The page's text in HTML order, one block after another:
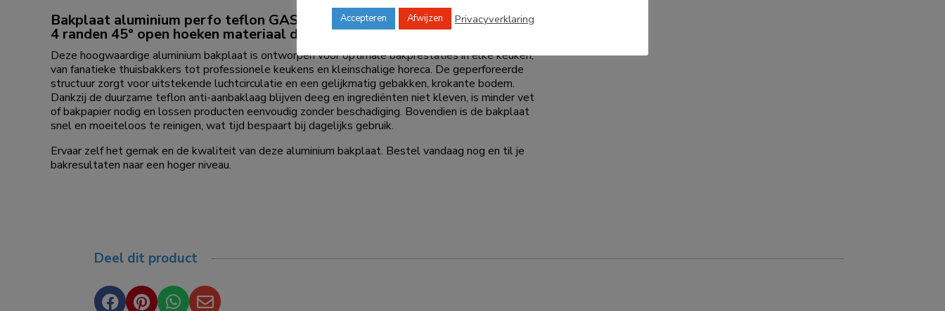
Bakplaat aluminium perfo teflon GASTRO 2/1 53×65 cm
4 randen 45° open hoeken materiaal dikte 1,5mm
Deze hoogwaardige aluminium bakplaat is ontworpen voor optimale bakprestaties in elke keuken,
van fanatieke thuisbakkers tot professionele keukens en kleinschalige horeca. De geperforeerde
structuur zorgt voor uitstekende luchtcirculatie en een gelijkmatig gebakken, krokante bodem.
Dankzij de duurzame teflon anti-aanbaklaag blijven deeg en ingrediënten niet kleven, is minder vet
of bakpapier nodig en lossen producten eenvoudig zonder beschadiging. Bovendien is de bakplaat
snel en moeiteloos te reinigen, wat tijd bespaart bij dagelijks gebruik.
Ervaar zelf het gemak en de kwaliteit van deze aluminium bakplaat. Bestel vandaag nog en til je
bakresultaten naar een hoger niveau.
Deel dit product
   
Accepteren Afwijzen Privacyverklaring